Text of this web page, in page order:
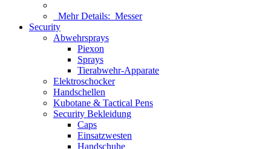
Mehr Details: Messer
Security
Abwehrsprays
Piexon
Sprays
Tierabwehr-Apparate
Elektroschocker
Handschellen
Kubotane & Tactical Pens
Security Bekleidung
Caps
Einsatzwesten
Handschuhe